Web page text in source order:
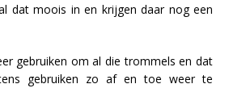
dat moois in en krijgen daar nog een
gebruiken om al die trommels en dat
gebruiken zo af en toe weer te